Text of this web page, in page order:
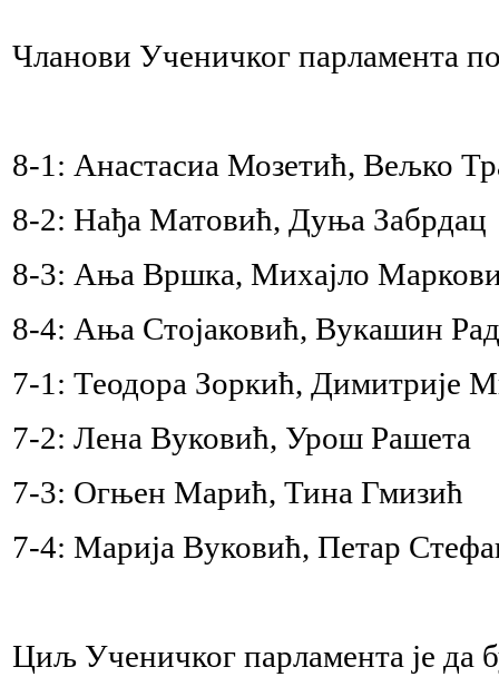
Чланови Ученичког парламента
8-1: Анастасиа Мозетић, Вељко
8-2: Нађа Матовић, Дуња Забрдац
8-3: Ања Вршка, Михајло
8-4: Ања Стојаковић, Вукашин
7-1: Теодора Зоркић, Димитрије
7-2: Лена Вуковић, Урош Рашета
7-3: Огњен Марић, Тина Гмизић
7-4: Марија Вуковић, Петар
Циљ Ученичког парламента је да